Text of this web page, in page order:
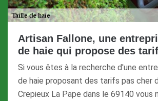
Artisan Fallone, une
de haie qui propose des
Si vous êtes à la recherche d'une
de haie proposant des tarifs pas cher
Crepieux La Pape dans le 69140 vous